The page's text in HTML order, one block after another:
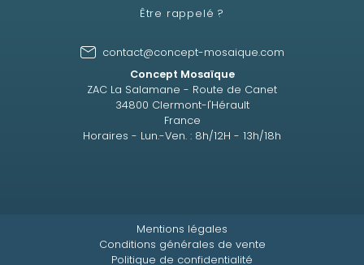
Être rappelé ?
contact@concept-mosaique.com
Concept Mosaïque
ZAC La Salamane - Route de Canet
34800 Clermont-l'Hérault
France
Horaires - Lun.-Ven. : 8h/12H - 13h/18h
Mentions légales
Conditions générales de vente
Politique de confidentialité